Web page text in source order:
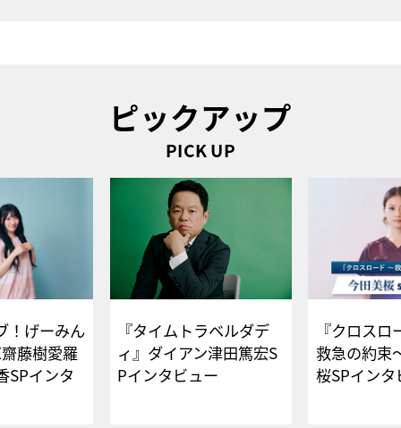
ピックアップ
PICK UP
！げーみん
藤樹愛羅
SPインタ
『タイムトラベルダデ
ィ』ダイアン津田篤宏S
Pインタビュー
『クロス
救急の約束
桜SPイ